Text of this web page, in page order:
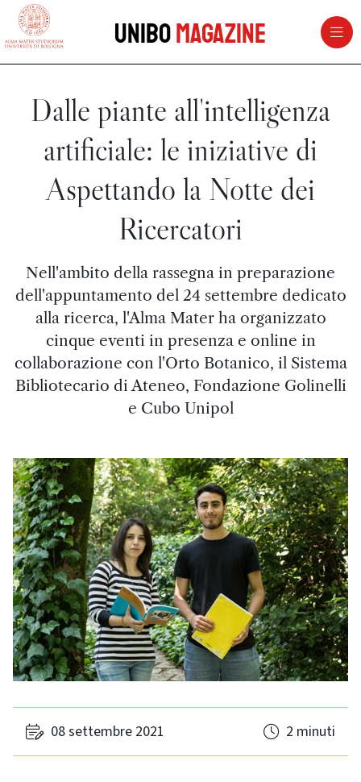
vai al contenuto della pagina
UniboMagazine
Dalle piante all'intelligenza
artificiale: le iniziative di
Aspettando la Notte dei
Ricercatori
Nell'ambito della rassegna in preparazione
dell'appuntamento del 24 settembre dedicato
alla ricerca, l'Alma Mater ha organizzato
cinque eventi in presenza e online in
collaborazione con l'Orto Botanico, il Sistema
Bibliotecario di Ateneo, Fondazione Golinelli
e Cubo Unipol
08 settembre 2021 2 minuti